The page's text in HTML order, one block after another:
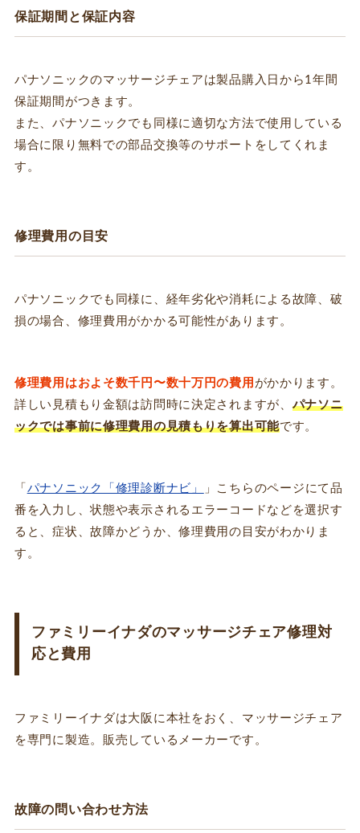
保証期間と保証内容
パナソニックのマッサージチェアは製品購入日から1年間
保証期間がつきます。
また、パナソニックでも同様に適切な方法で使用している
場合に限り無料での部品交換等のサポートをしてくれま
す。
修理費用の目安
パナソニックでも同様に、経年劣化や消耗による故障、破
損の場合、修理費用がかかる可能性があります。
修理費用はおよそ数千円〜数十万円の費用 がかかります。
詳しい見積もり金額は訪問時に決定されますが、 パナソニ
ックでは事前に修理費用の見積もりを算出可能です。
「 パナソニック「修理診断ナビ」
」こちらのページにて品
番を入力し、状態や表示されるエラーコードなどを選択す
ると、症状、故障かどうか、修理費用の目安がわかりま
す。
ファミリーイナダのマッサージチェア修理対
応と費用
ファミリーイナダは大阪に本社をおく、マッサージチェア
を専門に製造。販売しているメーカーです。
故障の問い合わせ方法